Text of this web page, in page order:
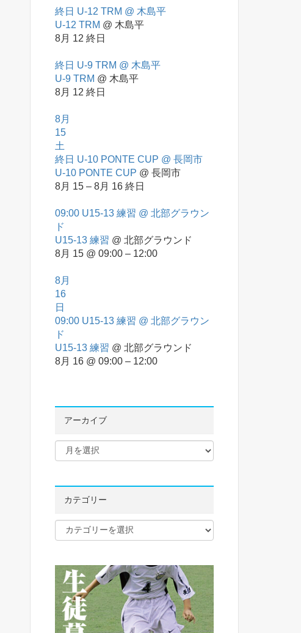
終日 U-12 TRM @ 木島平
U-12 TRM @ 木島平
8月 12 終日
終日 U-9 TRM @ 木島平
U-9 TRM @ 木島平
8月 12 終日
8月
15
土
終日 U-10 PONTE CUP @ 長岡市
U-10 PONTE CUP @ 長岡市
8月 15 – 8月 16 終日
09:00 U15-13 練習 @ 北部グラウン
ド
U15-13 練習 @ 北部グラウンド
8月 15 @ 09:00 – 12:00
8月
16
日
09:00 U15-13 練習 @ 北部グラウン
ド
U15-13 練習 @ 北部グラウンド
8月 16 @ 09:00 – 12:00
アーカイブ
カテゴリー